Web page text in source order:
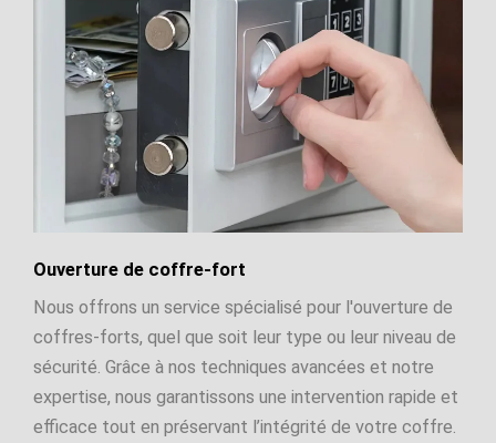
Ouverture de coffre-fort
Nous offrons un service spécialisé pour l'ouverture de
coffres-forts, quel que soit leur type ou leur niveau de
sécurité. Grâce à nos techniques avancées et notre
expertise, nous garantissons une intervention rapide et
efficace tout en préservant l’intégrité de votre coffre.